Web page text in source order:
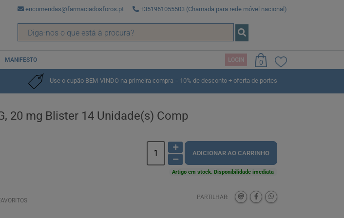
encomendas@farmaciadosforos.pt +351961055503 (Chamada para rede móvel nacional)
MANIFESTO LOGIN 0
Use o cupão BEM-VINDO na primeira compra = 10% de desconto + oferta de portes
20 mg Blister 14 Unidade(s) Comp
ADICIONAR AO CARRINHO
Artigo em stock. Disponibilidade imediata
PARTILHAR: